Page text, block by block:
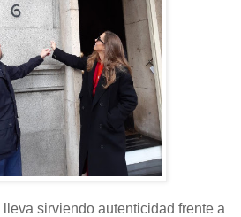
lleva sirviendo autenticidad frente a